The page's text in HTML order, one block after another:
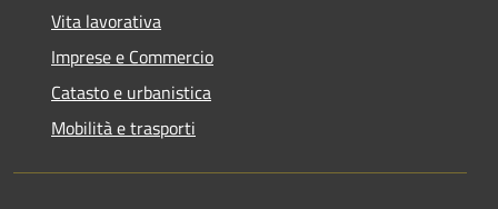
Vita lavorativa
Imprese e Commercio
Catasto e urbanistica
Mobilità e trasporti